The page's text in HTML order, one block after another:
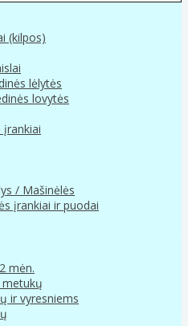
(kilpos)
lėlytės
lovytės
/ Mašinėlės
įrankiai ir puodai
mėn.
metukų
ir vyresniems